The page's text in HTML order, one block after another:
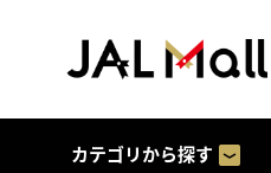
カテゴリから探す